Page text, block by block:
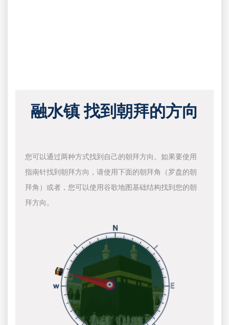
融水镇 找到朝拜的方向
您可以通过两种方式找到自己的朝拜方向。如果要使用
指南针找到朝拜方向，请使用下面的朝拜角（罗盘的朝
拜角）或者，您可以使用谷歌地图基础结构找到您的朝
拜方向。